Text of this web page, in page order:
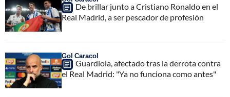
De brillar junto a Cristiano Ronaldo en el
Real Madrid, a ser pescador de profesión
Gol Caracol
Guardiola, afectado tras la derrota contra
el Real Madrid: "Ya no funciona como antes"